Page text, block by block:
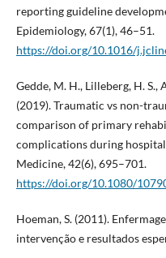
reporting guideline
Epidemiology, 67(1), 46–51.
https://doi.org/10.1016/
Gedde, M. H., Lilleberg, H. S.,
(2019). Traumatic vs non-
comparison of primary
complications during
Medicine, 42(6), 695–701.
https://doi.org/10.1080/
Hoeman, S. (2011).
intervenção e resultados